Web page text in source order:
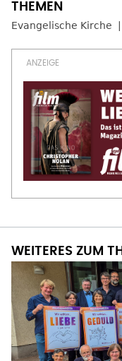
Evangelische Kirche
WEITERES ZUM